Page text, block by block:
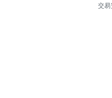
交易